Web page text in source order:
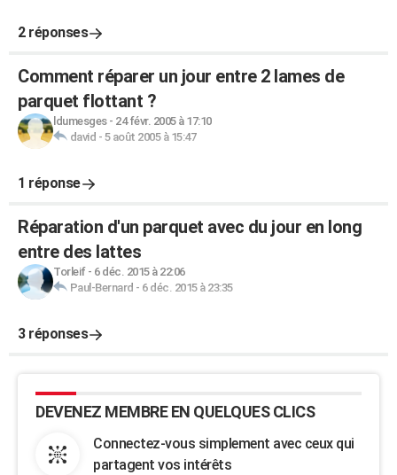
2 réponses
Comment réparer un jour entre 2 lames de
parquet flottant ?
ldumesges- 24 févr. 2005 à 17:10
david - 5 août 2005 à 15:47
1 réponse
Réparation d'un parquet avec du jour en long
entre des lattes
Torleif- 6 déc. 2015 à 22:06
Paul-Bernard - 6 déc. 2015 à 23:35
3 réponses
DEVENEZ MEMBRE EN QUELQUES CLICS
Connectez-vous simplement avec ceux qui
partagent vos intérêts